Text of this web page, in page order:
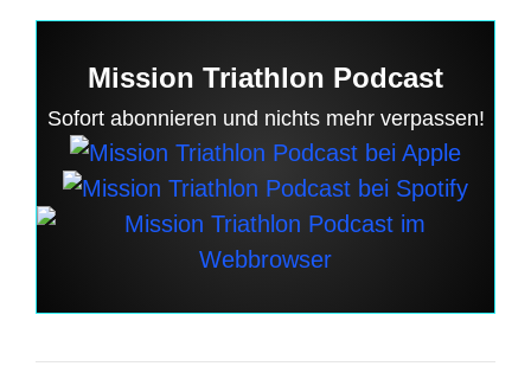
Mission Triathlon Podcast
Sofort abonnieren und nichts mehr verpassen!